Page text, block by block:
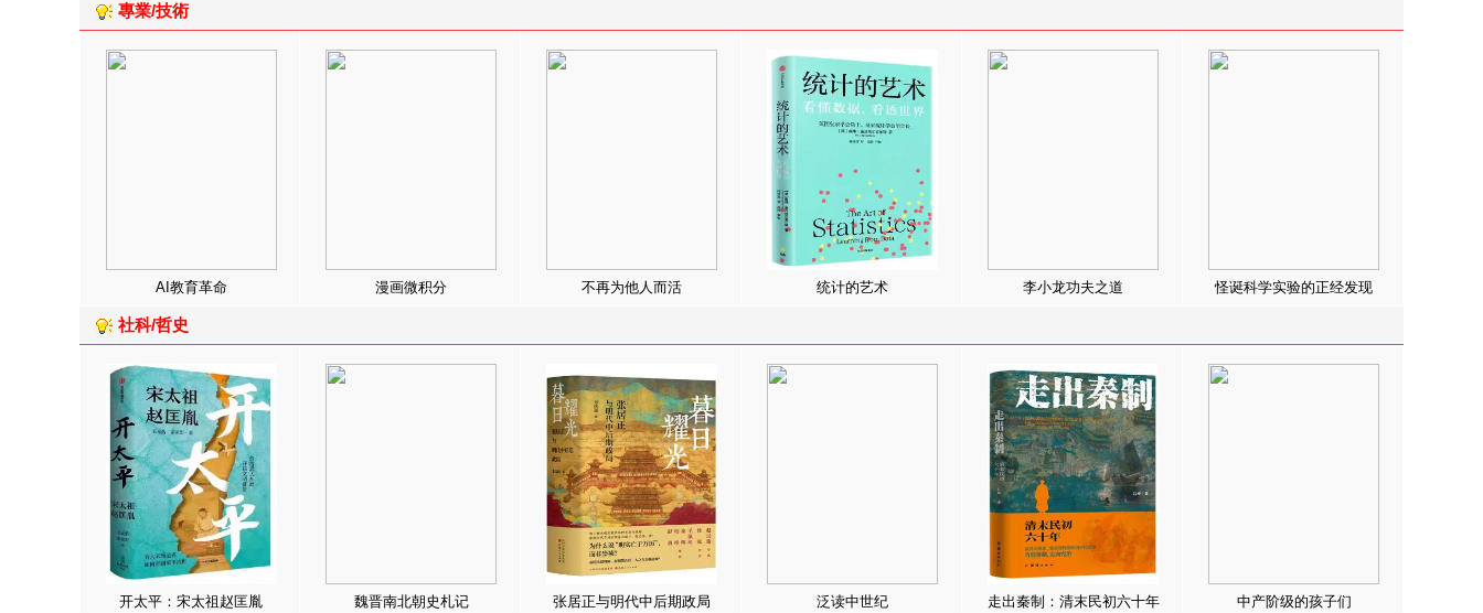
專業/技術
AI教育革命 漫画微积分 不再为他人而活 统计的艺术 李小龙功夫之道 怪诞科学实验的正经发现
社科/哲史
开太平：宋太祖赵匡胤 魏晋南北朝史札记 张居正与明代中后期政局 泛读中世纪 走出秦制：清末民初六十年 中产阶级的孩子们